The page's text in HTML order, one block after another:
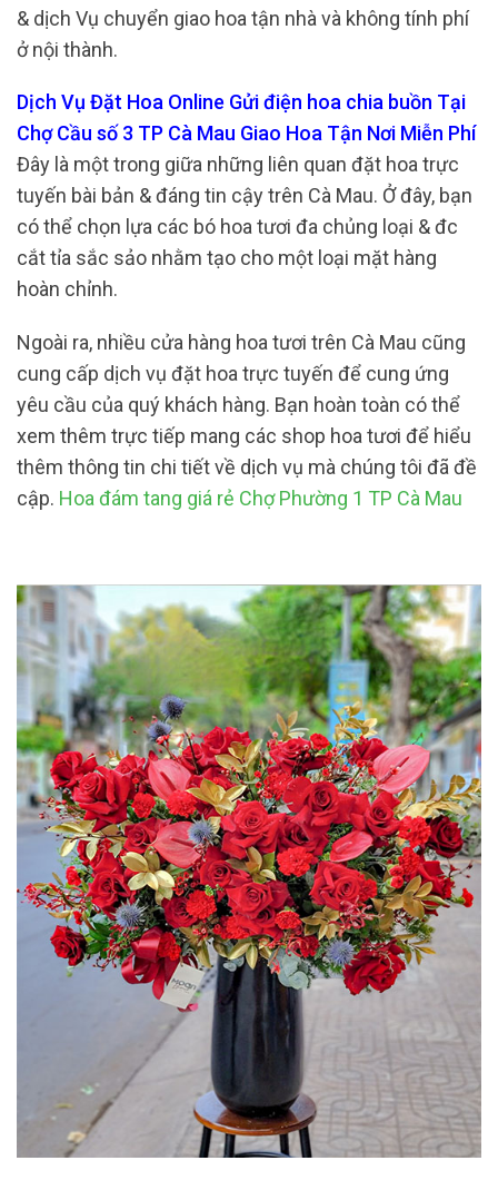
& dịch Vụ chuyển giao hoa tận nhà và không tính phí
ở nội thành.
Dịch Vụ Đặt Hoa Online Gửi điện hoa chia buồn Tại
Chợ Cầu số 3 TP Cà Mau Giao Hoa Tận Nơi Miễn Phí
Đây là một trong giữa những liên quan đặt hoa trực
tuyến bài bản & đáng tin cậy trên Cà Mau. Ở đây, bạn
có thể chọn lựa các bó hoa tươi đa chủng loại & đc
cắt tỉa sắc sảo nhằm tạo cho một loại mặt hàng
hoàn chỉnh.
Ngoài ra, nhiều cửa hàng hoa tươi trên Cà Mau cũng
cung cấp dịch vụ đặt hoa trực tuyến để cung ứng
yêu cầu của quý khách hàng. Bạn hoàn toàn có thể
xem thêm trực tiếp mang các shop hoa tươi để hiểu
thêm thông tin chi tiết về dịch vụ mà chúng tôi đã đề
cập. Hoa đám tang giá rẻ Chợ Phường 1 TP Cà Mau